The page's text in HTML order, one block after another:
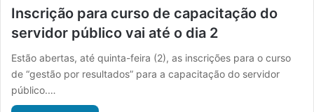
Inscrição para curso de capacitação do
servidor público vai até o dia 2
Estão abertas, até quinta-feira (2), as inscrições para o curso
de “gestão por resultados” para a capacitação do servidor
público.…